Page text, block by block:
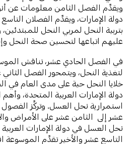
ويقدِّم الفصل الثامن معلومات عن
دولة الإمارات، ويقدِّم الفصلان
بتربية النحل لمربي النحل
عليهم اتباعها لتحسين صحة النحل
في الفصل الحادي عشر، تناقش
لتغذية النحل، ويتمحور الفصل
خلايا النحل حية على مدى العام في
دولة الإمارات العربية المتحدة،
استمرارية نحل العسل. وتركِّز الفصول
عشر إلى الثامن عشر على الأمراض
نحل العسل في دولة الإمارات
التاسع عشر والأخير تقدِّم الموسوعة